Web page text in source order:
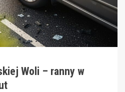
Woli – ranny w